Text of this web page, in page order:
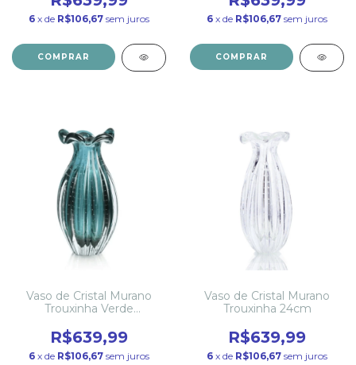
6 x de R$106,67 sem juros
COMPRAR
6 x de R$106,67 sem juros
COMPRAR
Vaso de Cristal Murano
Trouxinha Verde
R$639,99
6 x de R$106,67 sem juros
Vaso de Cristal Murano
Trouxinha 24cm
R$639,99
6 x de R$106,67 sem juros